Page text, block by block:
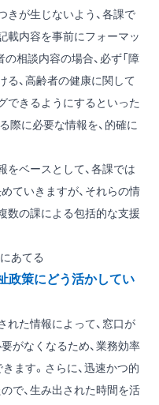
きが生じないよう、各課で
載内容を事前にフォーマッ
相談内容の場合、必ず「障
る、高齢者の健康に関して
できるようにするといった
際に必要な情報を、的確に
ベースとして、各課では
ていきますが、それらの情
数の課による包括的な支援
にあてる
政策にどう活かしてい
れた情報によって、窓口が
がなくなるため、業務効率
ます。さらに、迅速かつ的
で、生み出された時間を活